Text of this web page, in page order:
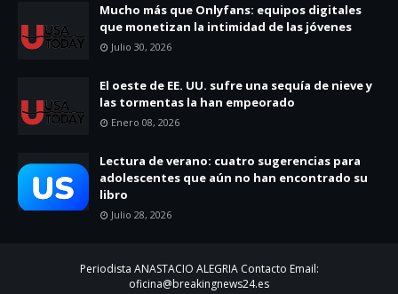
Mucho más que Onlyfans: equipos digitales
que monetizan la intimidad de las jóvenes
Julio 30, 2026
El oeste de EE. UU. sufre una sequía de nieve y
las tormentas la han empeorado
Enero 08, 2026
Lectura de verano: cuatro sugerencias para
adolescentes que aún no han encontrado su
libro
Julio 28, 2026
Periodista ANASTACIO ALEGRIA Contacto Email:
oficina@breakingnews24.es